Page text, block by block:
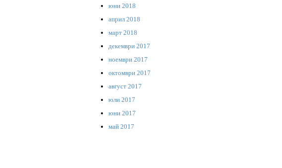
юни 2018
април 2018
март 2018
декември 2017
ноември 2017
октомври 2017
август 2017
юли 2017
юни 2017
май 2017